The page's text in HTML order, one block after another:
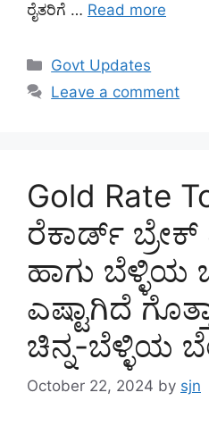
ರೈತರಿಗೆ … Read more
Categories
Govt Updates
Leave a comment
Gold Rate
ರೆಕಾರ್ಡ್
ಹಾಗು ಬೆಳ್ಳಿಯ
ಎಷ್ಟಾಗಿದೆ
ಚಿನ್ನ-ಬೆಳ್ಳಿಯ
October 22, 2024 by sjn